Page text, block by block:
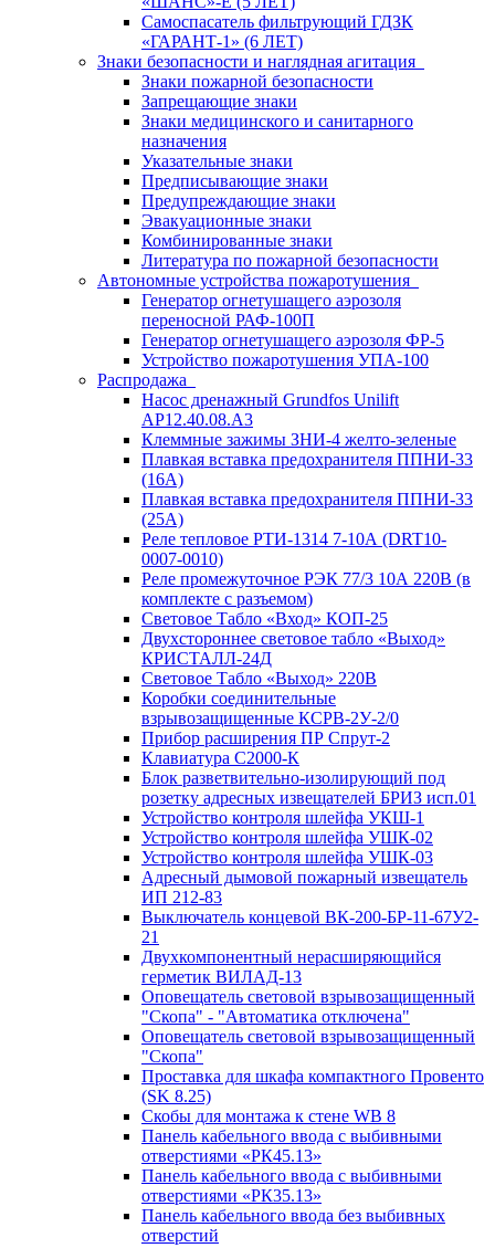
Самоспасатель фильтрующий ГДЗК
«ГАРАНТ-1» (6 ЛЕТ)
Знаки безопасности и наглядная агитация
Знаки пожарной безопасности
Запрещающие знаки
Знаки медицинского и санитарного
назначения
Указательные знаки
Предписывающие знаки
Предупреждающие знаки
Эвакуационные знаки
Комбинированные знаки
Литература по пожарной безопасности
Автономные устройства пожаротушения
Генератор огнетушащего аэрозоля
переносной РАФ-100П
Генератор огнетушащего аэрозоля ФР-5
Устройство пожаротушения УПА-100
Распродажа
Насос дренажный Grundfos Unilift
АP12.40.08.A3
Клеммные зажимы ЗНИ-4 желто-зеленые
Плавкая вставка предохранителя ППНИ-33
(16А)
Плавкая вставка предохранителя ППНИ-33
(25А)
Реле тепловое РТИ-1314 7-10А (DRT10-
0007-0010)
Реле промежуточное РЭК 77/3 10А 220В (в
комплекте с разъемом)
Световое Табло «Вход» КОП-25
Двухстороннее световое табло «Выход»
КРИСТАЛЛ-24Д
Световое Табло «Выход» 220В
Коробки соединительные
взрывозащищенные КСРВ-2У-2/0
Прибор расширения ПР Спрут-2
Клавиатура С2000-К
Блок разветвительно-изолирующий под
розетку адресных извещателей БРИЗ исп.01
Устройство контроля шлейфа УКШ-1
Устройство контроля шлейфа УШК-02
Устройство контроля шлейфа УШК-03
Адресный дымовой пожарный извещатель
ИП 212-83
Выключатель концевой ВК-200-БР-11-67У2-
21
Двухкомпонентный нерасширяющийся
герметик ВИЛАД-13
Оповещатель световой взрывозащищенный
"Скопа" - "Автоматика отключена"
Оповещатель световой взрывозащищенный
"Скопа"
Проставка для шкафа компактного Провенто
(SK 8.25)
Скобы для монтажа к стене WB 8
Панель кабельного ввода с выбивными
отверстиями «РК45.13»
Панель кабельного ввода с выбивными
отверстиями «РК35.13»
Панель кабельного ввода без выбивных
отверстий